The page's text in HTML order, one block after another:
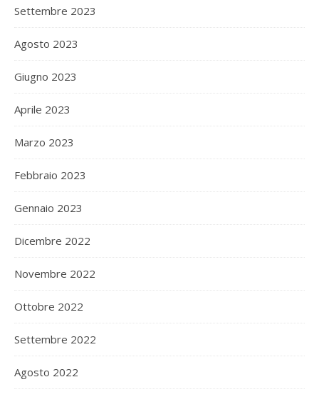
Settembre 2023
Agosto 2023
Giugno 2023
Aprile 2023
Marzo 2023
Febbraio 2023
Gennaio 2023
Dicembre 2022
Novembre 2022
Ottobre 2022
Settembre 2022
Agosto 2022